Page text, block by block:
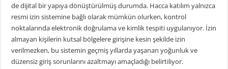
de dijital bir yapıya dönüştürülmüş durumda. Hacca katılım yalnızca
resmi izin sistemine bağlı olarak mümkün olurken, kontrol
noktalarında elektronik doğrulama ve kimlik tespiti uygulanıyor. İzin
almayan kişilerin kutsal bölgelere girişine kesin şekilde izin
verilmezken, bu sistemin geçmiş yıllarda yaşanan yoğunluk ve
düzensiz giriş sorunlarını azaltmayı amaçladığı belirtiliyor.